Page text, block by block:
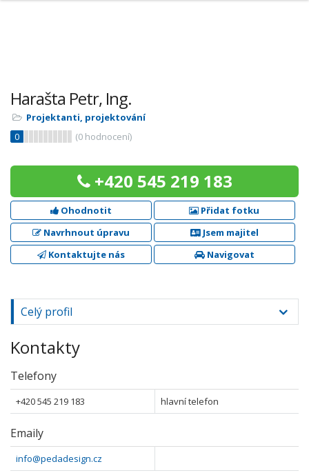
Harašta Petr, Ing.
Projektanti, projektování
0
(0 hodnocení)
+420 545 219 183
Ohodnotit
Přidat fotku
Navrhnout úpravu
Jsem majitel
Kontaktujte nás
Navigovat
Celý profil
Kontakty
Telefony
+420 545 219 183 hlavní telefon
Emaily
info@pedadesign.cz